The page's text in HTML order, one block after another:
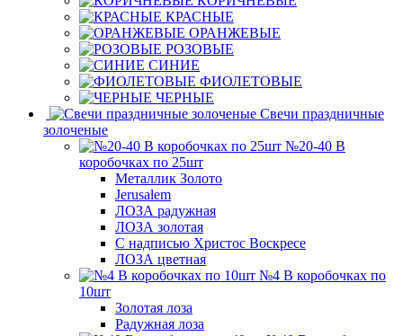
КРАСНЫЕ
ОРАНЖЕВЫЕ
РОЗОВЫЕ
СИНИЕ
ФИОЛЕТОВЫЕ
ЧЕРНЫЕ
Свечи праздничные
золоченые
№20-40 В
коробочках по 25шт
Металлик Золото
Jerusalem
ЛОЗА радужная
ЛОЗА золотая
С надписью Христос Воскресе
ЛОЗА цветная
№4 В коробочках по
10шт
Золотая лоза
Радужная лоза